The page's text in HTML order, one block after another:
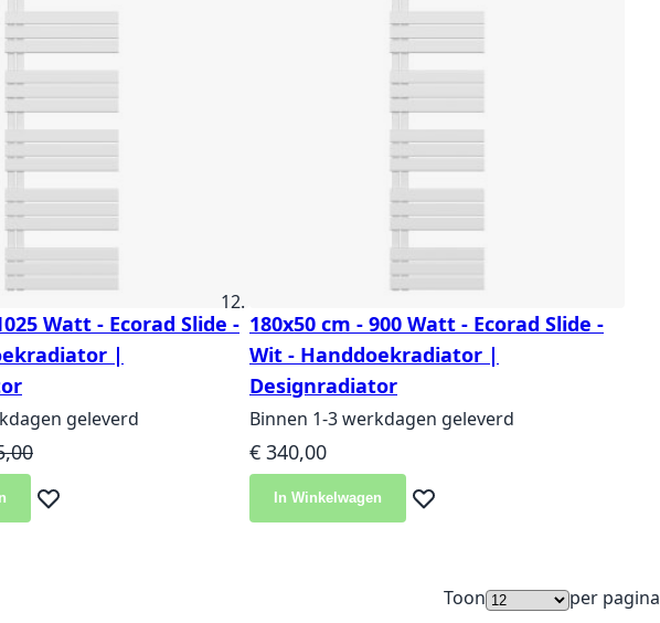
Watt - Ecorad Slide -
|
geleverd
prijs
Voeg toe aan verlanglijst
180x50 cm - 900 Watt - Ecorad Slide -
Wit - Handdoekradiator |
Designradiator
Binnen 1-3 werkdagen geleverd
€ 340,00
In Winkelwagen Voeg toe aan verlanglijst
Toon per pagina